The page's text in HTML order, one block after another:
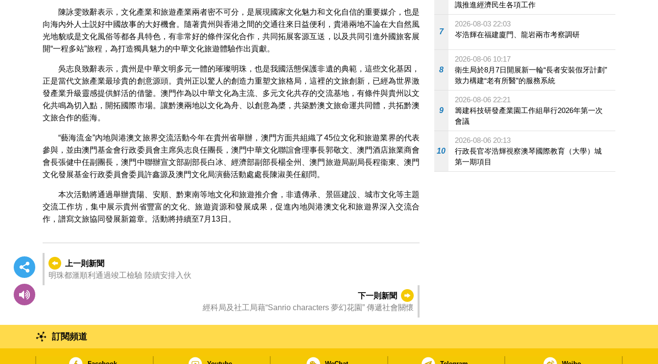
陳詠雯致辭表示，文化產業和旅遊產業兩者密不可分，是展現國家文化魅力和文化自信的重要媒介，也是
向海內外人士説好中國故事的大好機會。隨著貴州與香港之間的交通往來日益便利，貴港兩地不論在大自然風
光地貌或是文化風俗等都各具特色，有非常好的條件深化合作，共同拓展客源互送，以及共同引進外國旅客展
開“一程多站”旅程，為打造獨具魅力的中華文化旅遊體驗作出貢獻。
吳志良致辭表示，貴州是中華文明多元一體的璀璨明珠，也是我國活態保護非遺的典範，這些文化基因，
正是當代文旅產業最珍貴的創意源頭。貴州正以驚人的創造力重塑文旅格局，這裡的文旅創新，已經為世界激
發產業升級靈感提供鮮活的借鑒。澳門作為以中華文化為主流、多元文化共存的交流基地，有條件與貴州以文
化共鳴為切入點，開拓國際市場。讓黔澳兩地以文化為舟、以創意為槳，共築黔澳文旅命運共同體，共拓黔澳
文旅合作的藍海。
“藝海流金”內地與港澳文旅界交流活動今年在貴州省舉辦，澳門方面共組織了45位文化和旅遊業界的代表
參與，並由澳門基金會行政委員會主席吳志良任團長，澳門中華文化聯誼會理事長郭敬文、澳門酒店旅業商會
會長張健中任副團長，澳門中聯辦宣文部副部長白冰、經濟部副部長楊全州、澳門旅遊局副局長程衞東、澳門
文化發展基金行政委員會委員許鑫源及澳門文化局演藝活動處處長陳淑美任顧問。
本次活動將通過舉辦貴陽、安順、黔東南等地文化和旅遊推介會，非遺傳承、景區建設、城市文化等主題
交流工作坊，集中展示貴州省豐富的文化、旅遊資源和發展成果，促進內地與港澳文化和旅遊界深入交流合
作，譜寫文旅協同發展新篇章。活動將持續至7月13日。
上一則新聞
明珠都滙順利通過竣工檢驗 陸續安排入伙
下一則新聞
經科局及社工局藉“Sanrio characters 夢幻花園” 傳遞社會關懷
識推進經濟民生各項工作
7
2026-08-03 22:03
岑浩輝在福建廈門、龍岩兩市考察調研
8
2026-08-06 10:17
衛生局於8月7日開展新一輪“長者安裝假牙計劃”
致力構建“老有所醫”的服務系統
9
2026-08-06 22:21
籌建科技研發產業園工作組舉行2026年第一次
會議
10
2026-08-06 20:13
行政長官岑浩輝視察澳琴國際教育（大學）城
第一期項目
訂閱頻道